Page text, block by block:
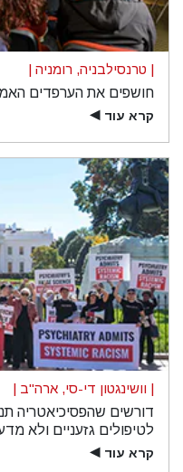
| טרנסילבניה, רומניה |
חושפים את הערפדים
קרא עוד ▶
| וושינגטון די-סי, ארה"ב |
דורשים שהפסיכיאטריה
לטיפולים גזעניים ולא
קרא עוד ▶